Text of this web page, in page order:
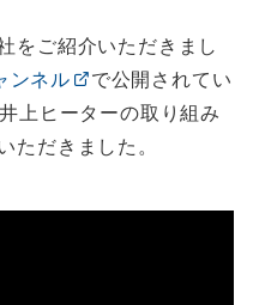
をご紹介いただきまし
ンネル
で公開されてい
上ヒーターの取り組み
ただきました。